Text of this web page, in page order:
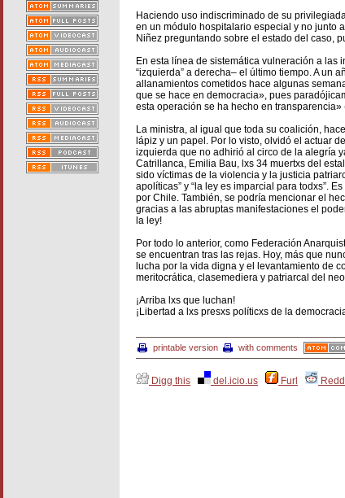
Haciendo uso indiscriminado de su
en un módulo hospitalario especial y no junto
Niñez preguntando sobre el estado del caso,
En esta línea de sistemática vulneración a
“izquierda” a derecha– el último tiempo. A un
allanamientos cometidos hace algunas
que se hace en democracia», pues
esta operación se ha hecho en
La ministra, al igual que toda su coalición,
lápiz y un papel. Por lo visto, olvidó el actuar
izquierda que no adhirió al circo de la alegría
Catrillanca, Emilia Bau, lxs 34 muertxs del
sido víctimas de la violencia y la justicia
apolíticas” y “la ley es imparcial para todxs”.
por Chile. También, se podría mencionar el
gracias a las abruptas manifestaciones el
la ley!
Por todo lo anterior, como Federación
se encuentran tras las rejas. Hoy, más que
lucha por la vida digna y el levantamiento de
meritocrática, clasemediera y patriarcal del
¡Arriba lxs que luchan!
¡Libertad a lxs presxs políticxs de la
printable version with comments
Digg this del.icio.us Furl